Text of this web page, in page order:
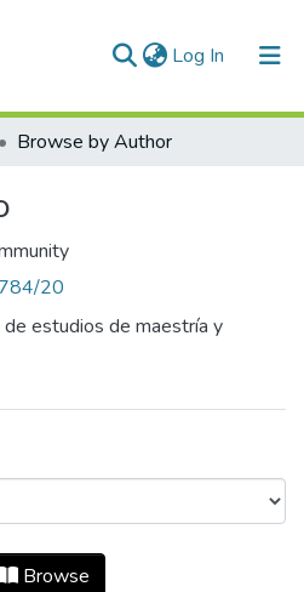
Log In (current)
Browse by Author
20
estudios de maestría y
Grado by Author
Browse